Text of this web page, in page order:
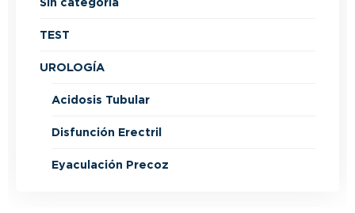
Sin categoría
TEST
UROLOGÍA
Acidosis Tubular
Disfunción Erectril
Eyaculación Precoz